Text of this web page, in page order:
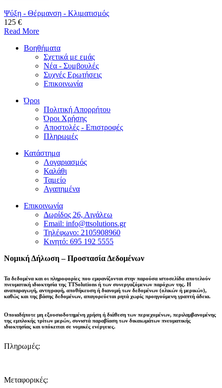
Ψύξη - Θέρμανση - Κλιματισμός
125 €
Read More
Βοηθήματα
Σχετικά με εμάς
Νέα - Συμβουλές
Συχνές Ερωτήσεις
Επικοινωνία
Όροι
Πολιτική Απορρήτου
Όροι Χρήσης
Αποστολές - Επιστροφές
Πληρωμές
Κατάστημα
Λογαριασμός
Καλάθι
Ταμείο
Αγαπημένα
Επικοινωνία
Δωρίδος 26, Αιγάλεω
Email: info@ttsolutions.gr
Τηλέφωνο: 2105908960
Κινητό: 695 192 5555
Νομική Δήλωση – Προστασία Δεδομένων
Τα δεδομένα και οι πληροφορίες που εμφανίζονται στην παρούσα ιστοσελίδα αποτελούν
πνευματική ιδιοκτησία της TTSolutions ή των συνεργαζόμενων παρόχων της. Η
αναπαραγωγή, αντιγραφή, αποθήκευση ή διανομή των δεδομένων (ολικών ή μερικών),
καθώς και της βάσης δεδομένων, απαγορεύεται ρητά χωρίς προηγούμενη γραπτή άδεια.
Οποιαδήποτε μη εξουσιοδοτημένη χρήση ή διάθεση των περιεχομένων, περιλαμβανομένης
της εμπλοκής τρίτων μερών, συνιστά παραβίαση των δικαιωμάτων πνευματικής
ιδιοκτησίας και υπόκειται σε νομικές ενέργειες.
Πληρωμές:
Μεταφορικές: